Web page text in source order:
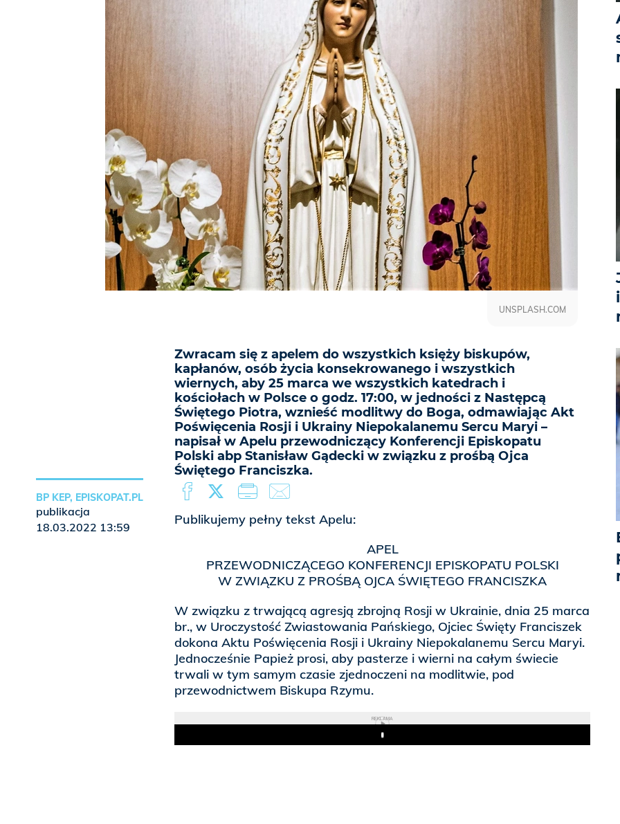
Zwracam się z apelem do wszystkich księży biskupów,
kapłanów, osób życia konsekrowanego i wszystkich
wiernych, aby 25 marca we wszystkich katedrach i
kościołach w Polsce o godz. 17:00, w jedności z Następcą
Świętego Piotra, wznieść modlitwy do Boga, odmawiając Akt
Poświęcenia Rosji i Ukrainy Niepokalanemu Sercu Maryi –
napisał w Apelu przewodniczący Konferencji Episkopatu
Polski abp Stanisław Gądecki w związku z prośbą Ojca
Świętego Franciszka.
UNSPLASH.COM
Publikujemy pełny tekst Apelu:
APEL
PRZEWODNICZĄCEGO KONFERENCJI EPISKOPATU POLSKI
W ZWIĄZKU Z PROŚBĄ OJCA ŚWIĘTEGO FRANCISZKA
W związku z trwającą agresją zbrojną Rosji w Ukrainie, dnia 25 marca
br., w Uroczystość Zwiastowania Pańskiego, Ojciec Święty Franciszek
dokona Aktu Poświęcenia Rosji i Ukrainy Niepokalanemu Sercu Maryi.
Jednocześnie Papież prosi, aby pasterze i wierni na całym świecie
trwali w tym samym czasie zjednoczeni na modlitwie, pod
przewodnictwem Biskupa Rzymu.
REKLAMA
Play
BP KEP, EPISKOPAT.PL
publikacja
18.03.2022 13:59